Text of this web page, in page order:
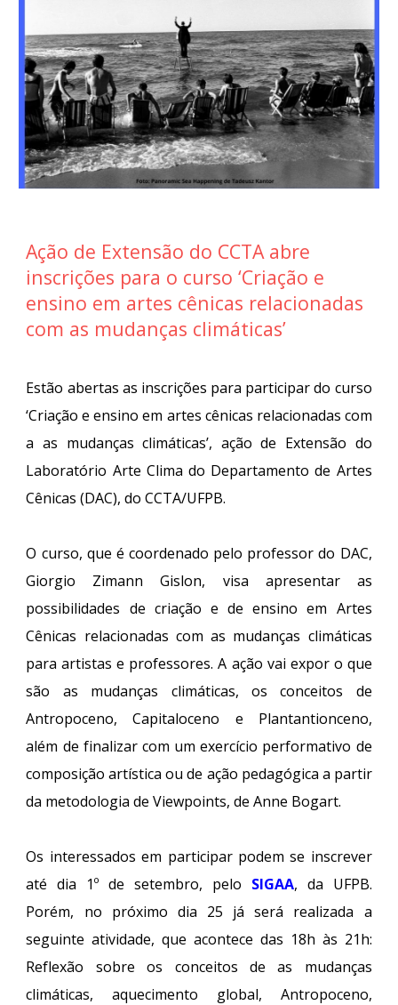
Ação de Extensão do CCTA abre
inscrições para o curso ‘Criação e
ensino em artes cênicas relacionadas
com as mudanças climáticas’
Estão abertas as inscrições para participar do curso
‘Criação e ensino em artes cênicas relacionadas com
a as mudanças climáticas’, ação de Extensão do
Laboratório Arte Clima do Departamento de Artes
Cênicas (DAC), do CCTA/UFPB.
O curso, que é coordenado pelo professor do DAC,
Giorgio Zimann Gislon, visa apresentar as
possibilidades de criação e de ensino em Artes
Cênicas relacionadas com as mudanças climáticas
para artistas e professores. A ação vai expor o que
são as mudanças climáticas, os conceitos de
Antropoceno, Capitaloceno e Plantantionceno,
além de finalizar com um exercício performativo de
composição artística ou de ação pedagógica a partir
da metodologia de Viewpoints, de Anne Bogart.
Os interessados em participar podem se inscrever
até dia 1º de setembro, pelo SIGAA, da UFPB.
Porém, no próximo dia 25 já será realizada a
seguinte atividade, que acontece das 18h às 21h:
Reflexão sobre os conceitos de as mudanças
climáticas, aquecimento global, Antropoceno,